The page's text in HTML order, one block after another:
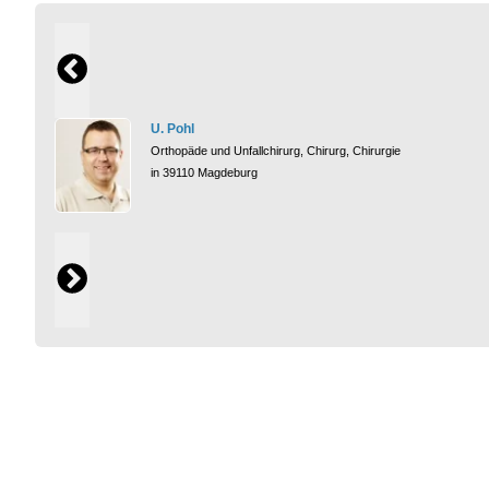
U. Pohl
Orthopäde und Unfallchirurg, Chirurg, Chirurgie
in 39110 Magdeburg